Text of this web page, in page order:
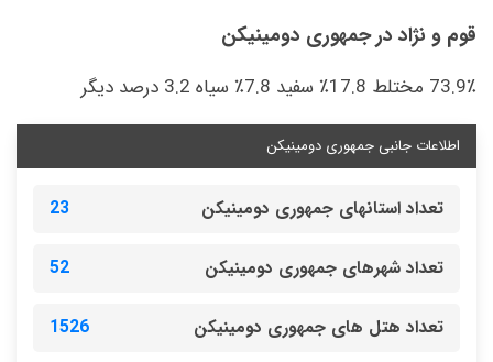
قوم و نژاد در جمهوری دومینیکن
73.9٪ مختلط 17.8٪ سفید 7.8٪ سیاه 3.2 درصد دیگر
اطلاعات جانبی جمهوری دومینیکن
تعداد استانهای جمهوری دومینیکن 23
تعداد شهرهای جمهوری دومینیکن 52
تعداد هتل های جمهوری دومینیکن 1526